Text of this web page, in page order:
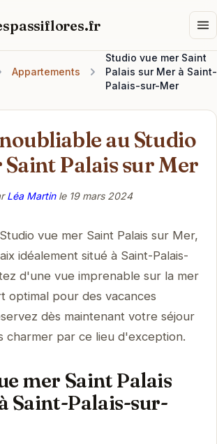
Appartements
Studio vue mer Saint
Palais sur Mer à Saint-
Palais-sur-Mer
au Studio
Palais sur Mer
Léa Martinle 19 mars 2024
vue mer Saint Palais sur Mer,
idéalement situé à Saint-Palais-
d'une vue imprenable sur la mer
optimal pour des vacances
dès maintenant votre séjour
charmer par ce lieu d'exception.
mer Saint Palais
Saint-Palais-sur-